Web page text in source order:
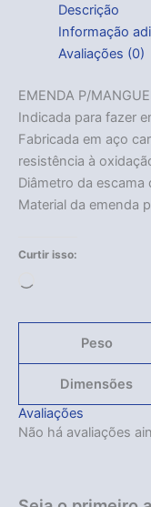
Descrição
Informação
Avaliações (0)
EMENDA P/
Indicada para fazer
Fabricada em aço
resistência à
Diâmetro da escama
Material da emenda
Curtir isso:
Peso
Dimensões
Avaliações
Não há avaliações